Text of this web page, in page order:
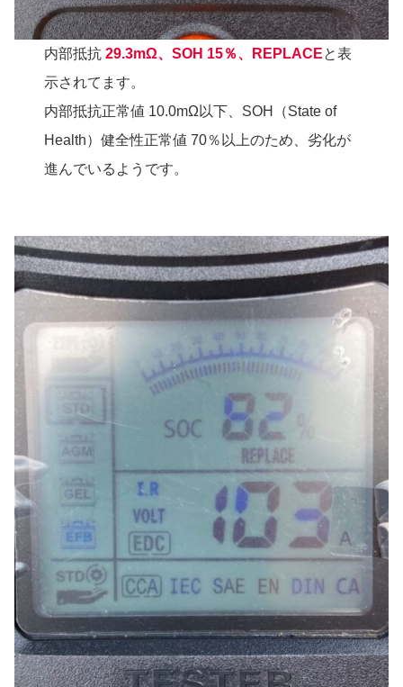
内部抵抗29.3mΩ、SOH 15％、REPLACEと表
示されてます。
内部抵抗正常値 10.0mΩ以下、SOH（State of
Health）健全性正常値 70％以上のため、劣化が
進んでいるようです。